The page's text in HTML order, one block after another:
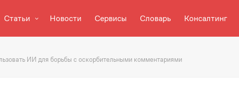
Статьи Новости Сервисы Словарь Консалтинг
ИИ для борьбы с оскорбительными комментариями